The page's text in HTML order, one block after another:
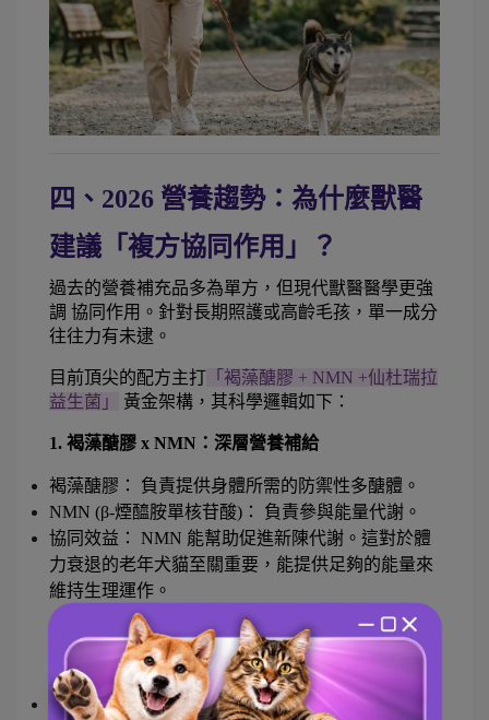
四、2026 營養趨勢：為什麼獸醫
建議「複方協同作用」？
過去的營養補充品多為單方，但現代獸醫醫學更強
調 協同作用。針對長期照護或高齡毛孩，單一成分
往往力有未逮。
目前頂尖的配方主打 「褐藻醣膠 + NMN +仙杜瑞拉
益生菌」
黃金架構，其科學邏輯如下：
1. 褐藻醣膠 x NMN：深層營養補給
褐藻醣膠： 負責提供身體所需的防禦性多醣體。
NMN (β-煙醯胺單核苷酸)： 負責參與能量代謝。
協同效益： NMN 能幫助促進新陳代謝。這對於體
力衰退的老年犬貓至關重要，能提供足夠的能量來
維持生理運作。
2. 褐藻醣膠 x 專利益生菌：突破吸收瓶頸
問題： 褐藻醣膠為大分子，吸收效率受限於腸道環